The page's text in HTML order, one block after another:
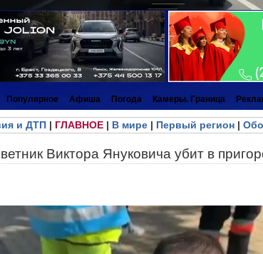
Популярное Афиша Погода Камеры. Граница
и ДТП| ГЛАВНОЕ| В мире| Первый регион|
Виктора Януковича убит в